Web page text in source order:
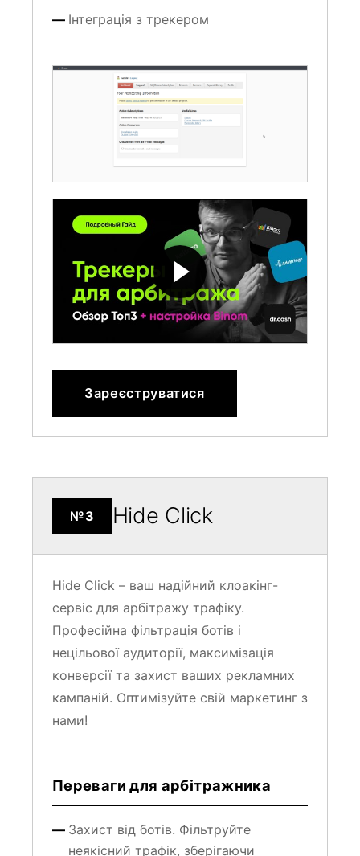
Інтеграція з трекером
Зареєструватися
№3 Hide Click
Hide Click – ваш надійний клоакінг-
сервіс для арбітражу трафіку.
Професійна фільтрація ботів і
нецільової аудиторії, максимізація
конверсії та захист ваших рекламних
кампаній. Оптимізуйте свій маркетинг з
нами!
Переваги для арбітражника
Захист від ботів. Фільтруйте
неякісний трафік, зберігаючи